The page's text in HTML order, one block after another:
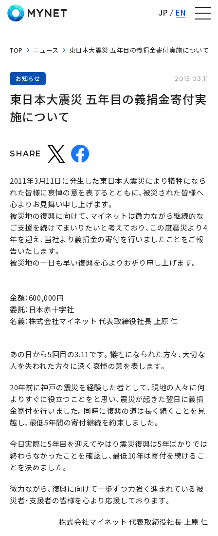
JP EN
TOP ニュース 東日本大震災 五年目の義捐金寄付実施について
お知らせ 2015.03.11
東日本大震災 五年目の義捐金寄付実
施について
SHARE
2011年3月11日に発生した東日本大震災により犠牲になら
れた皆様に哀悼の意を表するとともに、被災された皆様へ
心よりお見舞い申し上げます。
被災地の復興に向けて、マイネットは微力ながら継続的な
ご支援を続けてまいりたいと考えており、この度震災より4
年を迎え、当社より義捐金の寄付を行いましたことをご報
告いたします。
被災地の一日も早い復興を心よりお祈り申し上げます。
金額：600,000円
委託：日本赤十字社
名義：株式会社マイネット 代表取締役社長 上原 仁
あの日から5回目の3.11です。犠牲になられた方々、大切な
人を失われた方々に深く哀悼の意を表します。
20年前に神戸の震災を経験した者として、現地の人々に何
よりすぐに役立つことをと思い、震災が起きた翌日に義捐
金寄付を行いました。同時に復興の道は長く続くことを見
越し、最低5年間の寄付継続を約束しました。
今日実際に5年目を迎えてやはり震災復興は5年ばかりでは
終わらなかったことを確認し、最低10年は寄付を続けるこ
とを決めました。
微力ながら、復興に向けて一歩ずつ力強く進まれている被
災者・支援者の皆様を心より応援しております。
株式会社マイネット 代表取締役社長 上原 仁